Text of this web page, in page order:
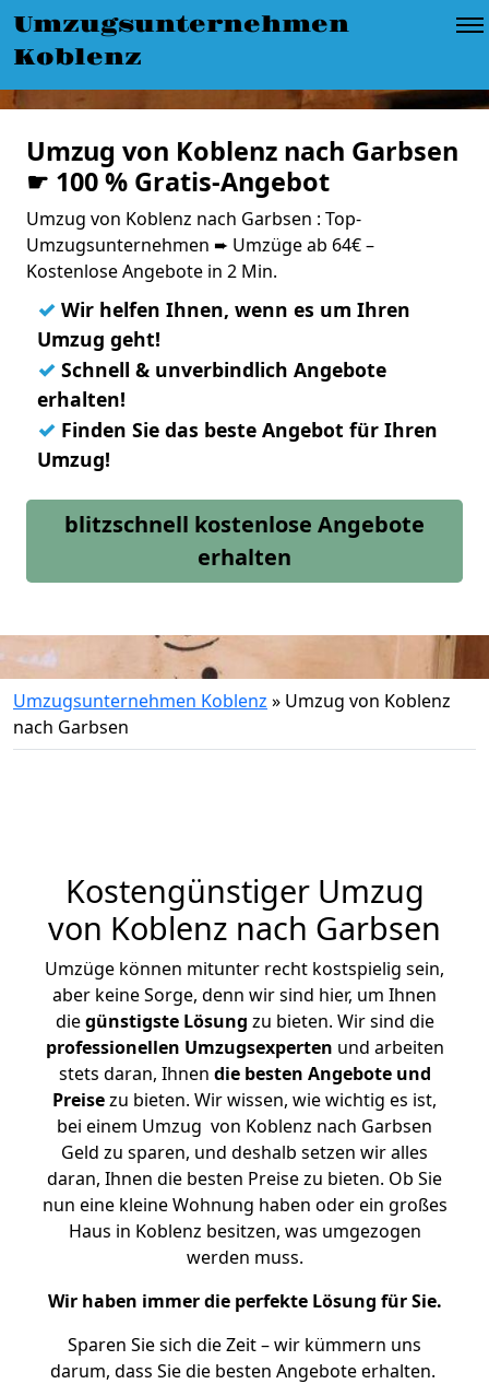
Umzugsunternehmen
Koblenz
Umzug von Koblenz nach Garbsen
☛ 100 % Gratis-Angebot
Umzug von Koblenz nach Garbsen : Top-
Umzugsunternehmen ➨ Umzüge ab 64€ –
Kostenlose Angebote in 2 Min.
✓ Wir helfen Ihnen, wenn es um Ihren
Umzug geht!
✓ Schnell & unverbindlich Angebote
erhalten!
✓ Finden Sie das beste Angebot für Ihren
Umzug!
blitzschnell kostenlose Angebote
erhalten
Umzugsunternehmen Koblenz » Umzug von Koblenz
nach Garbsen
Kostengünstiger Umzug
von Koblenz nach Garbsen
Umzüge können mitunter recht kostspielig sein,
aber keine Sorge, denn wir sind hier, um Ihnen
diegünstigste Lösung zu bieten. Wir sind die
professionellen Umzugsexperten und arbeiten
stets daran, Ihnen die besten Angebote und
Preisezu bieten. Wir wissen, wie wichtig es ist,
bei einem Umzug von Koblenz nach Garbsen
Geld zu sparen, und deshalb setzen wir alles
daran, Ihnen die besten Preise zu bieten. Ob Sie
nun eine kleine Wohnung haben oder ein großes
Haus in Koblenz besitzen, was umgezogen
werden muss.
Wir haben immer die perfekte Lösung für Sie.
Sparen Sie sich die Zeit – wir kümmern uns
darum, dass Sie die besten Angebote erhalten.